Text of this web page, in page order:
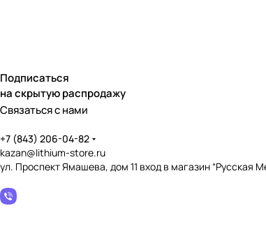
Подписаться
на скрытую распродажу
Связаться с нами
+7 (843) 206-04-82
kazan@lithium-store.ru
ул. Проспект Ямашева, дом 11 вход в магазин “Русская